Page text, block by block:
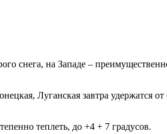
снега, на Западе –
Луганская завтра удержатся от
теплеть, до +4 + 7 градусов.